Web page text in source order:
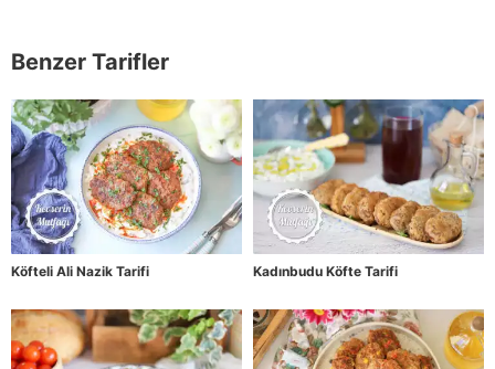
Benzer Tarifler
Köfteli Ali Nazik Tarifi Kadınbudu Köfte Tarifi